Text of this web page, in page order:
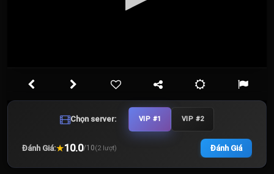
Chọn server: VIP #1 VIP #2
Đánh Giá:★10.0/10(2 lượt) Đánh Giá